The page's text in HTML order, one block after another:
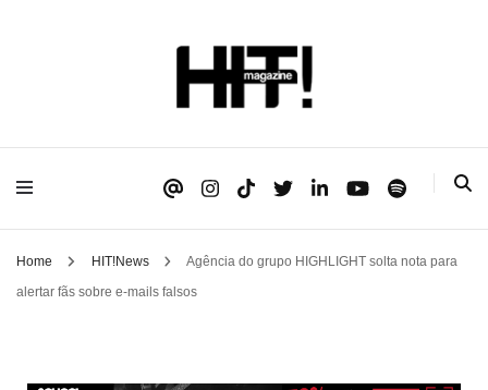
HIT!Magazine
Home HIT!News
Agência do grupo HIGHLIGHT solta nota para
alertar fãs sobre e-mails falsos